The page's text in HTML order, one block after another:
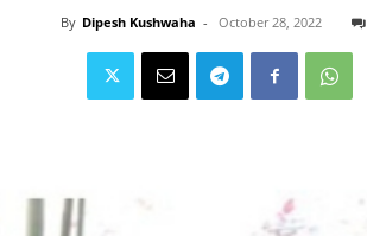
By Dipesh Kushwaha - October 28, 2022